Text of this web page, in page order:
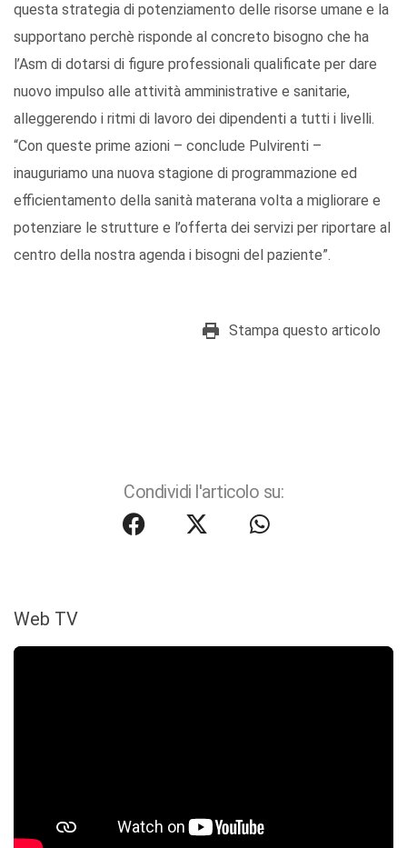
questa strategia di potenziamento delle risorse umane e la
supportano perchè risponde al concreto bisogno che ha
l’Asm di dotarsi di figure professionali qualificate per dare
nuovo impulso alle attività amministrative e sanitarie,
alleggerendo i ritmi di lavoro dei dipendenti a tutti i livelli.
“Con queste prime azioni – conclude Pulvirenti –
inauguriamo una nuova stagione di programmazione ed
efficientamento della sanità materana volta a migliorare e
potenziare le strutture e l’offerta dei servizi per riportare al
centro della nostra agenda i bisogni del paziente”.
Stampa questo articolo
Condividi l'articolo su:
Web TV